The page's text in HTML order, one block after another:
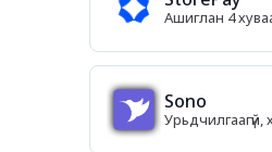
Ашиглан 4
Sono
Урьдчилгаагүй,